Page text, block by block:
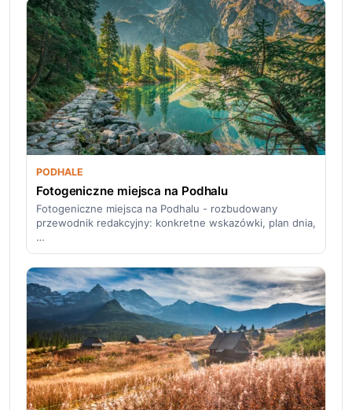
PODHALE
Fotogeniczne miejsca na Podhalu
Fotogeniczne miejsca na Podhalu - rozbudowany
przewodnik redakcyjny: konkretne wskazówki, plan dnia,
…